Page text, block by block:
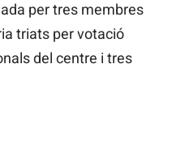
per tres membres
triats per votació
del centre i tres